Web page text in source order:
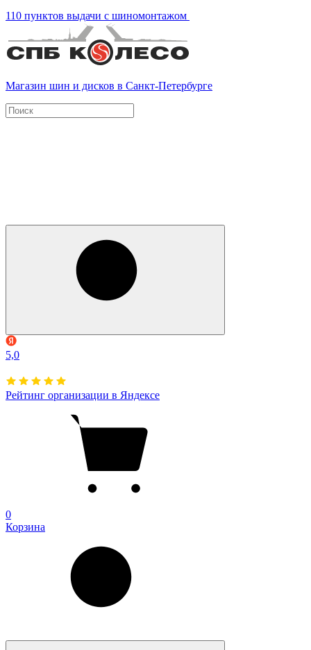
110 пунктов выдачи с шиномонтажом
Магазин шин и дисков в Санкт-Петербурге
5,0
Рейтинг организации в Яндексе
0
Корзина